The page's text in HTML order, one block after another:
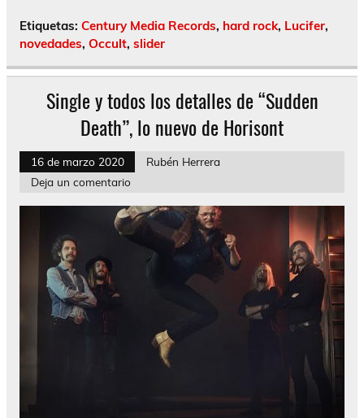
Etiquetas: Century Media Records, hard rock, Lucifer,
novedades, Occult, slider
Single y todos los detalles de “Sudden
Death”, lo nuevo de Horisont
16 de marzo 2020
Rubén Herrera
Deja un comentario